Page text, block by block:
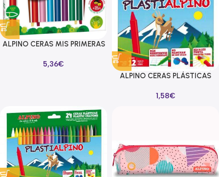
ALPINO CERAS MIS PRIMERAS
LIMPIAS ESTUCHE DE 12
5,36€
ALPINO CERAS PLÁSTICAS
MANCHAN ESTUCHE DE 12
1,58€